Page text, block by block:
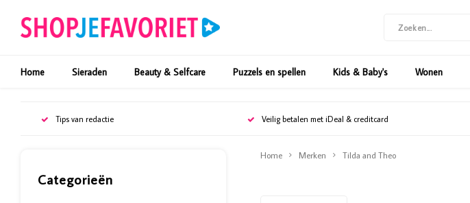
Home Sieraden Beauty & Selfcare Puzzels en spellen Kids & Baby's Wonen
Tips van redactie Veilig betalen met iDeal & creditcard
Categorieën
Home Merken Tilda and Theo